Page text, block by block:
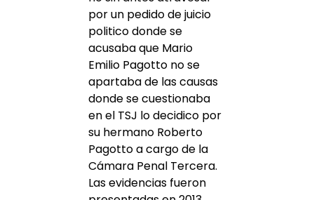
por un pedido de juicio
politico donde se
acusaba que Mario
Emilio Pagotto no se
apartaba de las causas
donde se cuestionaba
en el TSJ lo decidico por
su hermano Roberto
Pagotto a cargo de la
Cámara Penal Tercera.
Las evidencias fueron